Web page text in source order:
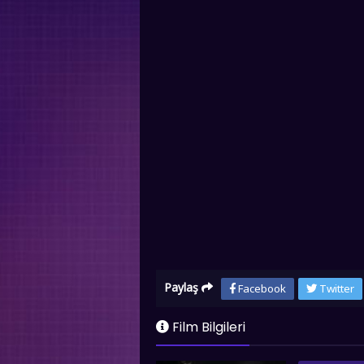
Paylaş Facebook Twitter
Film Bilgileri